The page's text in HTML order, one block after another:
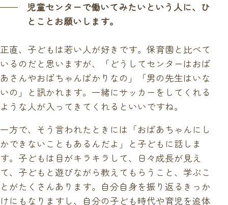
児童センターで働いてみたいという人に、ひ
とことお願いします。
正直、子どもは若い人が好きです。保育園と比べて
いるのだと思いますが、「どうしてセンターはおば
あさんやおばちゃんばかりなの」「男の先生はいな
いの」と訊かれます。一緒にサッカーをしてくれる
ような人が入ってきてくれるといいですね。
一方で、そう言われたときには「おばあちゃんにし
かできないこともあるんだよ」と子どもに話しま
す。子どもは目がキラキラして、日々成長が見え
て、子どもと遊びながら教えてもらうこと、学ぶこ
とがたくさんあります。自分自身を振り返るきっか
けにもなりますし、自分の子ども時代や育児を追体